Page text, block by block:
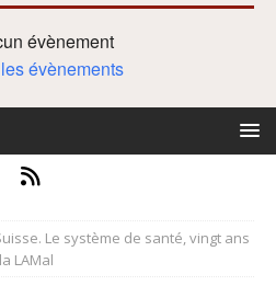
évènement
évènements
Le système de santé, vingt ans
LAMal